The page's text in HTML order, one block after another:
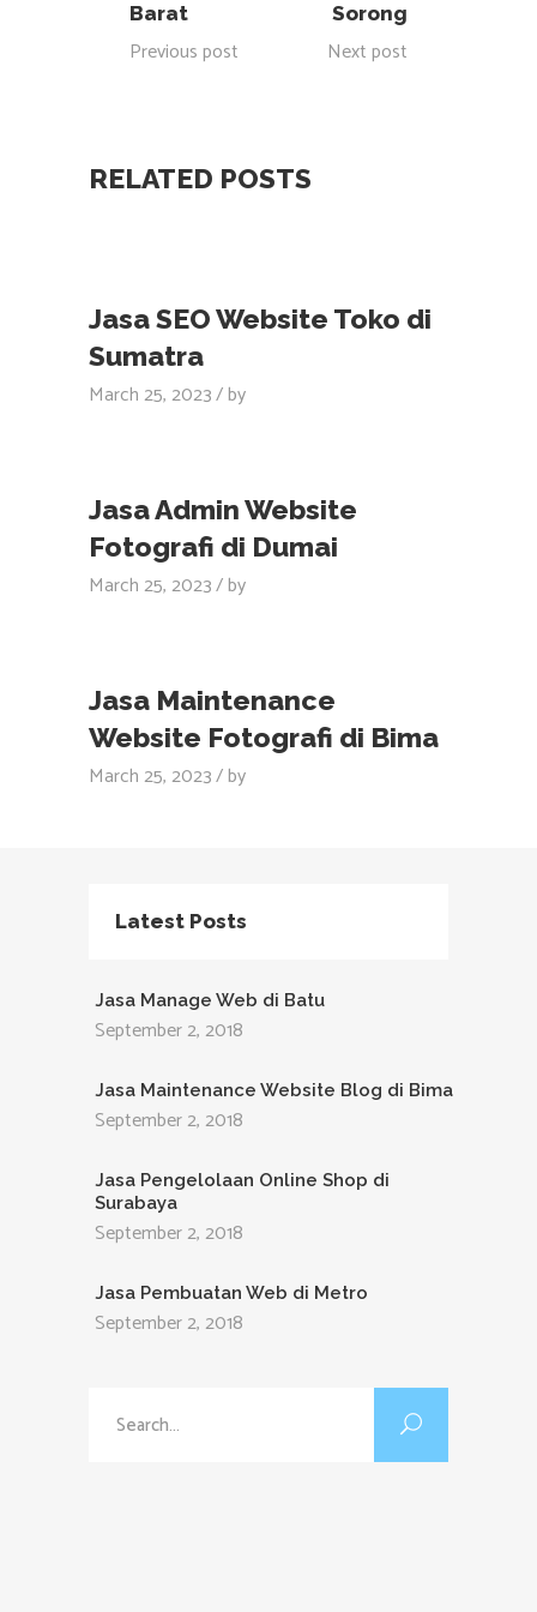
Barat
Previous post
Sorong
Next post
RELATED POSTS
Jasa SEO Website Toko di
Sumatra
March 25, 2023 by
Jasa Admin Website
Fotografi di Dumai
March 25, 2023 by
Jasa Maintenance
Website Fotografi di Bima
March 25, 2023 by
Latest Posts
Jasa Manage Web di Batu
September 2, 2018
Jasa Maintenance Website Blog di Bima
September 2, 2018
Jasa Pengelolaan Online Shop di
Surabaya
September 2, 2018
Jasa Pembuatan Web di Metro
September 2, 2018